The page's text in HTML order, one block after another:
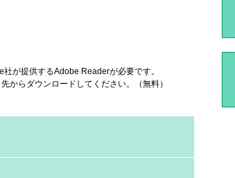
が提供するAdobe Readerが必要です。
からダウンロードしてください。（無料）